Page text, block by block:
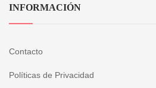
INFORMACIÓN
Contacto
Políticas de Privacidad